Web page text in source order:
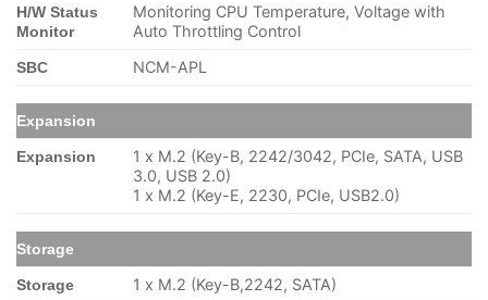
H/W Status
Monitor
Monitoring CPU Temperature, Voltage with
Auto Throttling Control
SBC NCM-APL
Expansion
Expansion
1 x M.2 (Key-B, 2242/3042, PCIe, SATA, USB
3.0, USB 2.0)
1 x M.2 (Key-E, 2230, PCIe, USB2.0)
Storage
Storage 1 x M.2 (Key-B,2242, SATA)